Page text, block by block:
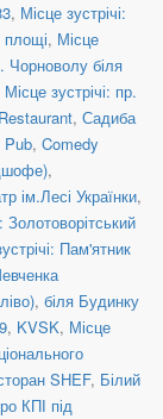
, Місце зустрічі:
площі, Місце
Чорноволу біля
Місце зустрічі: пр.
, Садиба
Pub, Comedy
,
ім.Лесі Українки,
Золотоворітський
Пам'ятник
, біля Будинку
, KVSK, Місце
SHEF, Білий
КПІ під